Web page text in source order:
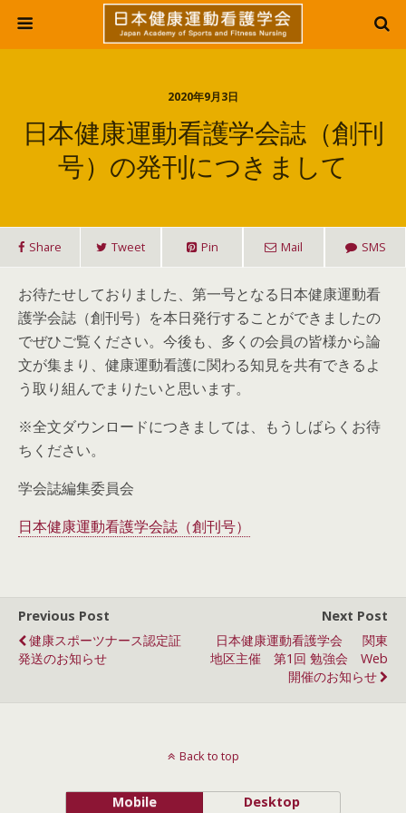
2020年9月3日
日本健康運動看護学会誌（創刊
号）の発刊につきまして
Share Tweet Pin Mail SMS
お待たせしておりました、第一号となる日本健康運動看
護学会誌（創刊号）を本日発行することができましたの
でぜひご覧ください。今後も、多くの会員の皆様から論
文が集まり、健康運動看護に関わる知見を共有できるよ
う取り組んでまりたいと思います。
※全文ダウンロードにつきましては、もうしばらくお待
ちください。
学会誌編集委員会
日本健康運動看護学会誌（創刊号）
Previous Post
健康スポーツナース認定証
発送のお知らせ
Next Post
日本健康運動看護学会 関東
地区主催 第1回 勉強会 Web
開催のお知らせ
Back to top
Mobile Desktop